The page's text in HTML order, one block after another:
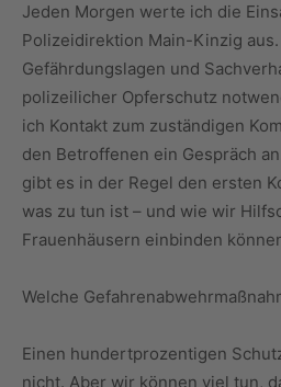
Jeden Morgen werte ich die
Polizeidirektion Main-Kinzig
Gefährdungslagen und
polizeilicher Opferschutz
ich Kontakt zum zuständigen
den Betroffenen ein Gespräch
gibt es in der Regel den ersten
was zu tun ist – und wie wir
Frauenhäusern einbinden
Welche
Einen hundertprozentigen
nicht. Aber wir können viel tun,